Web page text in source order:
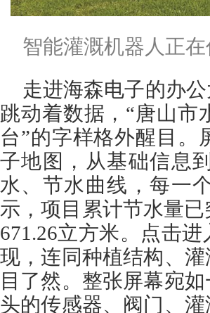
智能灌溉机器人正
走进海森电子的办
跳动着数据，“唐山市
台”的字样格外醒目。
子地图，从基础信息
水、节水曲线，每一
示，项目累计节水量
671.26立方米。点击
现，连同种植结构、
目了然。整张屏幕宛
头的传感器、阀门、